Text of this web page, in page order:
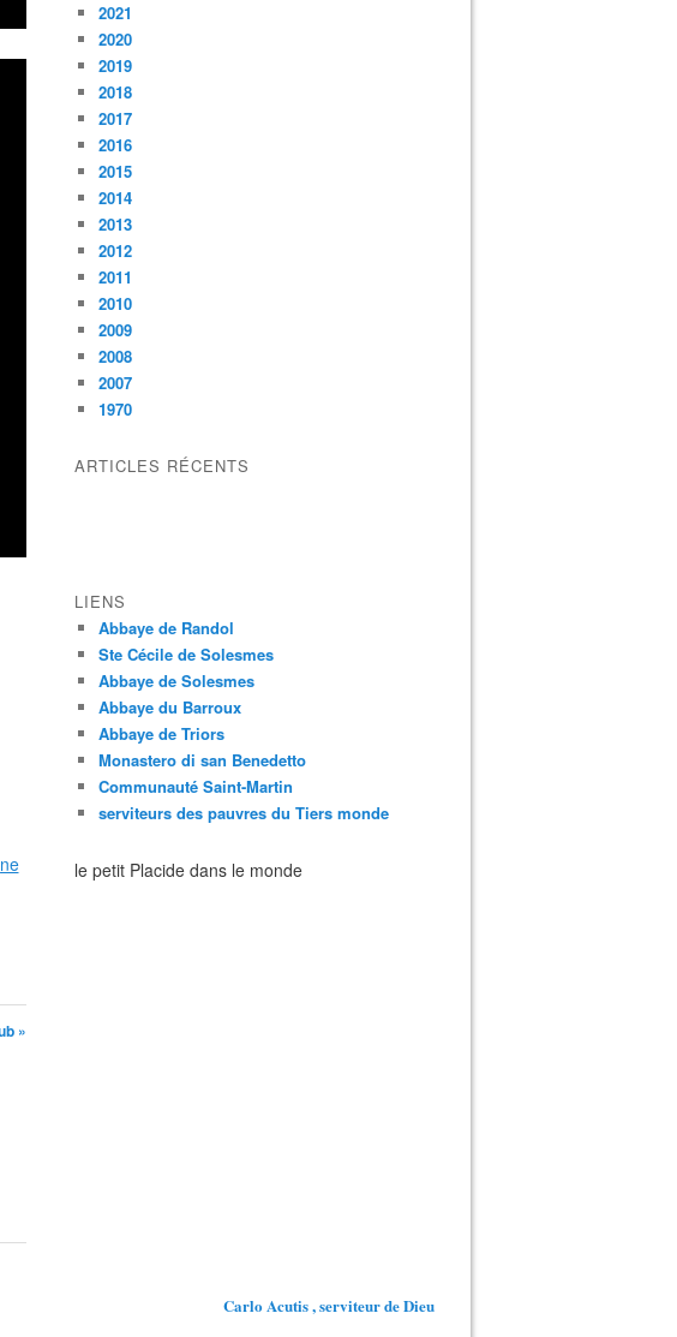
»
2021
2020
2019
2018
2017
2016
2015
2014
2013
2012
2011
2010
2009
2008
2007
1970
ARTICLES RÉCENTS
LIENS
Abbaye de Randol
Ste Cécile de Solesmes
Abbaye de Solesmes
Abbaye du Barroux
Abbaye de Triors
Monastero di san Benedetto
Communauté Saint-Martin
serviteurs des pauvres du Tiers monde
le petit Placide dans le monde
Carlo Acutis , serviteur de Dieu